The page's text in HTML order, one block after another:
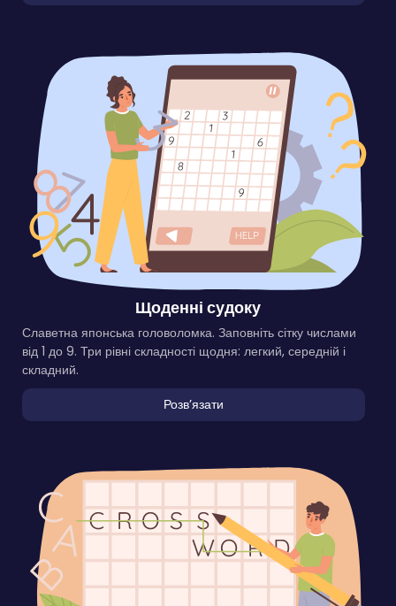
Щоденні судоку
Славетна японська головоломка. Заповніть сітку числами
від 1 до 9. Три рівні складності щодня: легкий, середній і
складний.
Розвʼязати